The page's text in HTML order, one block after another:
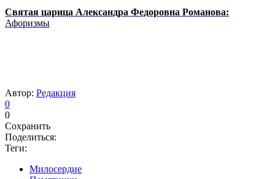
Святая царица Александра Федоровна Романова:
Афоризмы
Автор: Редакция
0
0
Сохранить
Поделиться:
Теги:
Милосердие